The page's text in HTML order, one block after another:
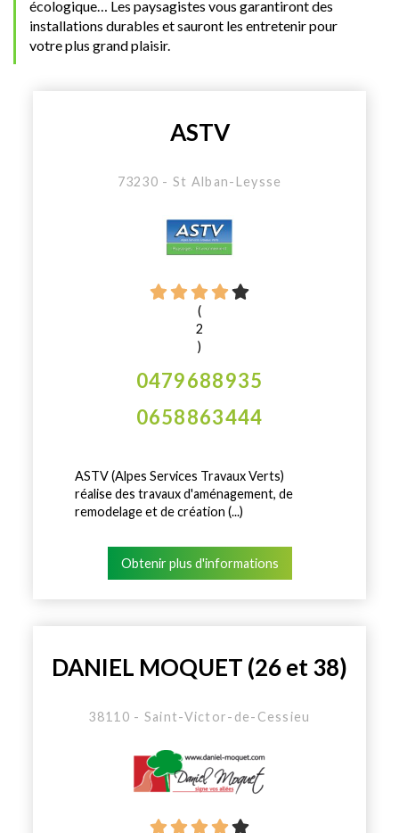
écologique… Les paysagistes vous garantiront des
installations durables et sauront les entretenir pour
votre plus grand plaisir.
ASTV
73230 - St Alban-Leysse
(
2
)
0479688935
0658863444
ASTV (Alpes Services Travaux Verts)
réalise des travaux d'aménagement, de
remodelage et de création (...)
Obtenir plus d'informations
DANIEL MOQUET (26 et 38)
38110 - Saint-Victor-de-Cessieu